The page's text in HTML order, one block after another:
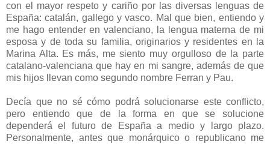
con el mayor respeto y cariño por las diversas lenguas de
España: catalán, gallego y vasco. Mal que bien, entiendo y
me hago entender en valenciano, la lengua materna de mi
esposa y de toda su familia, originarios y residentes en la
Marina Alta. Es más, me siento muy orgulloso de la parte
catalano-valenciana que hay en mi sangre, además de que
mis hijos llevan como segundo nombre Ferran y Pau.
Decía que no sé cómo podrá solucionarse este conflicto,
pero entiendo que de la forma en que se solucione
dependerá el futuro de España a medio y largo plazo.
Personalmente, antes que monárquico o republicano me